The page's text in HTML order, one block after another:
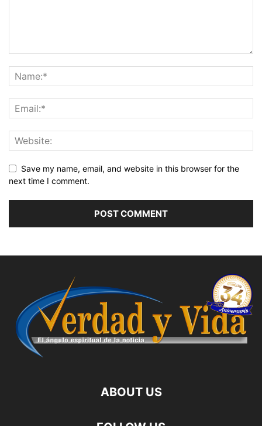
Save my name, email, and website in this browser for the
next time I comment.
ABOUT US